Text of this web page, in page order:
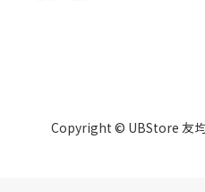
Copyright © UBStore 友